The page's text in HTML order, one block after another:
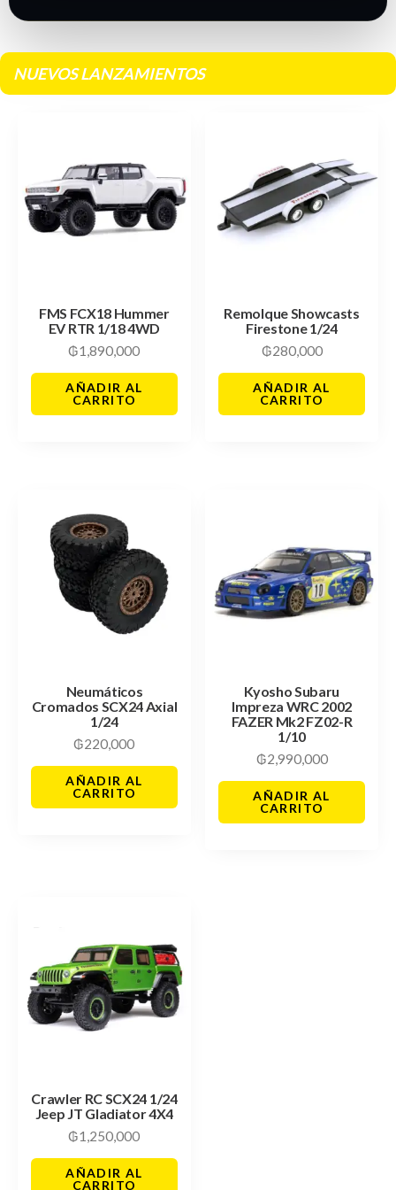
NUEVOS LANZAMIENTOS
FMS FCX18 Hummer
EV RTR 1/18 4WD
₲1,890,000
AÑADIR AL
CARRITO
Remolque Showcasts
Firestone 1/24
₲280,000
AÑADIR AL
CARRITO
Neumáticos
Cromados SCX24 Axial
1/24
₲220,000
AÑADIR AL
CARRITO
Kyosho Subaru
Impreza WRC 2002
FAZER Mk2 FZ02-R
1/10
₲2,990,000
AÑADIR AL
CARRITO
Crawler RC SCX24 1/24
Jeep JT Gladiator 4X4
₲1,250,000
AÑADIR AL
CARRITO